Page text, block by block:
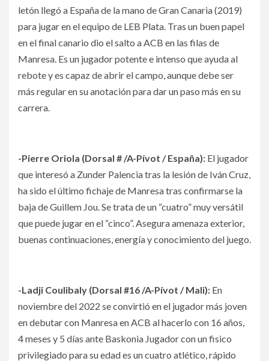
letón llegó a España de la mano de Gran Canaria (2019)
para jugar en el equipo de LEB Plata. Tras un buen papel
en el final canario dio el salto a ACB en las filas de
Manresa. Es un jugador potente e intenso que ayuda al
rebote y es capaz de abrir el campo, aunque debe ser
más regular en su anotación para dar un paso más en su
carrera.
-Pierre Oriola (Dorsal # /A-Pívot / España): El jugador
que interesó a Zunder Palencia tras la lesión de Iván Cruz,
ha sido el último fichaje de Manresa tras confirmarse la
baja de Guillem Jou. Se trata de un “cuatro” muy versátil
que puede jugar en el “cinco”. Asegura amenaza exterior,
buenas continuaciones, energía y conocimiento del juego.
-Ladji Coulibaly (Dorsal #16 /A-Pívot / Mali): En
noviembre del 2022 se convirtió en el jugador más joven
en debutar con Manresa en ACB al hacerlo con 16 años,
4 meses y 5 días ante Baskonia Jugador con un fisico
privilegiado para su edad es un cuatro atlético, rápido